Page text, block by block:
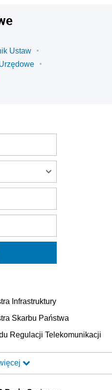
Ustaw
Infrastruktury
Skarbu Państwa
Regulacji Telekomunikacji
Transportu i Budownictwa